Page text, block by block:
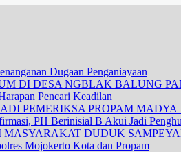
Dugaan Penganiayaan
DI DESA NGBLAK BALUNG
Pencari Keadilan
PEMERIKSA PROPAM
PH Berinisial B Akui Jadi
MASYARAKAT DUDUK
Mojokerto Kota dan Propam